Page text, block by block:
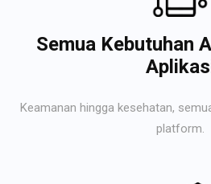
Semua Kebutuhan
Keamanan hingga kesehatan,
platform.